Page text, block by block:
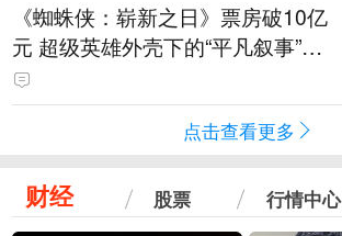
《蜘蛛侠：崭新之日》票房破10亿
元 超级英雄外壳下的“平凡叙事”打
动人心
点击查看更多
财经 股票 行情中心